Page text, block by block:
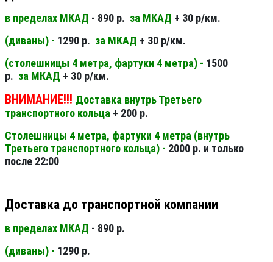
в пределах МКАД - 890 р. за МКАД + 30 р/км.
(диваны) - 1290 р. за МКАД + 30 р/км.
(столешницы 4 метра, фартуки 4 метра) - 1500
р. за МКАД + 30 р/км.
ВНИМАНИЕ!!! Доставка внутрь Третьего
транспортного кольца + 200 р.
Столешницы 4 метра, фартуки 4 метра (внутрь
Третьего транспортного кольца) - 2000 р. и только
после 22:00
Доставка до транспортной компании
в пределах МКАД - 890 р.
(диваны) - 1290 р.